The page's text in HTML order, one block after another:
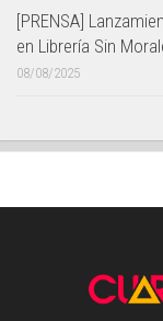
[PRENSA]
en Librería Sin
08/08/2025